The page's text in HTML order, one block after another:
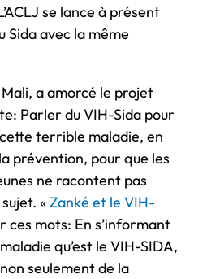
se lance à présent
Sida avec la même
Mali, a amorcé le projet
Parler du VIH-Sida pour
terrible maladie, en
prévention, pour que les
ne racontent pas
«Zanké et le VIH-
ces mots: En s’informant
qu’est le VIH-SIDA,
seulement de la